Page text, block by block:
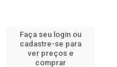
Faça seu login ou
cadastre-se para
ver preços e
comprar